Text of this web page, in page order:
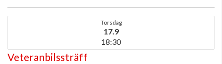
Torsdag
17.9
18:30
Veteranbilssträff